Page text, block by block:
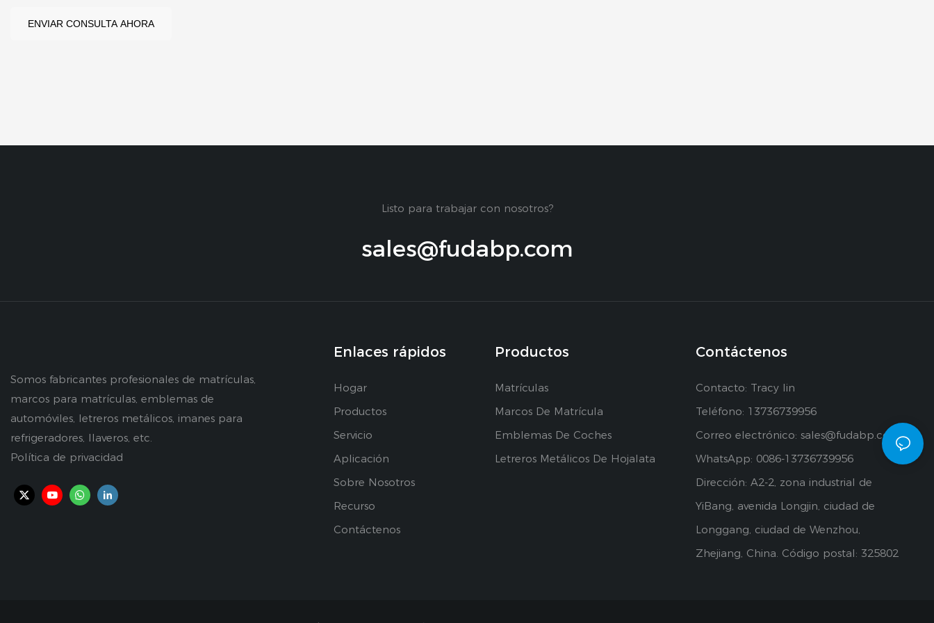
ENVIAR CONSULTA AHORA
Listo para trabajar con nosotros?
sales@fudabp.com
Somos fabricantes profesionales de matrículas,
marcos para matrículas, emblemas de
automóviles, letreros metálicos, imanes para
refrigeradores, llaveros, etc.
Política de privacidad
Enlaces rápidos
Hogar
Productos
Servicio
Aplicación
Sobre Nosotros
Recurso
Contáctenos
Productos
Matrículas
Marcos De Matrícula
Emblemas De Coches
Letreros Metálicos De Hojalata
Contáctenos
Contacto: Tracy lin
Teléfono: 13736739956
Correo electrónico: sales@fudabp.com
WhatsApp: 0086-13736739956
Dirección: A2-2, zona industrial de
YiBang, avenida Longjin, ciudad de
Longgang, ciudad de Wenzhou,
Zhejiang, China. Código postal: 325802